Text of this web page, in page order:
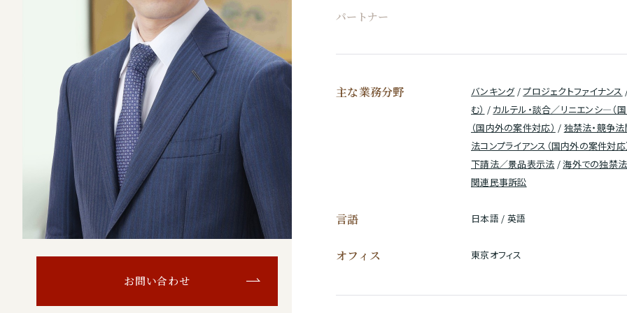
お問い合わせ
パートナー
主な業務分野 バンキング/プロジェクトファイナンス
む） / カルテル・談合／リニエンシ―（
（国内外の案件対応） / 独禁法・競争
法コンプライアンス（国内外の案件対応
下請法／景品表示法 /海外での独禁
関連民事訴訟
言語 日本語 / 英語
オフィス 東京オフィス